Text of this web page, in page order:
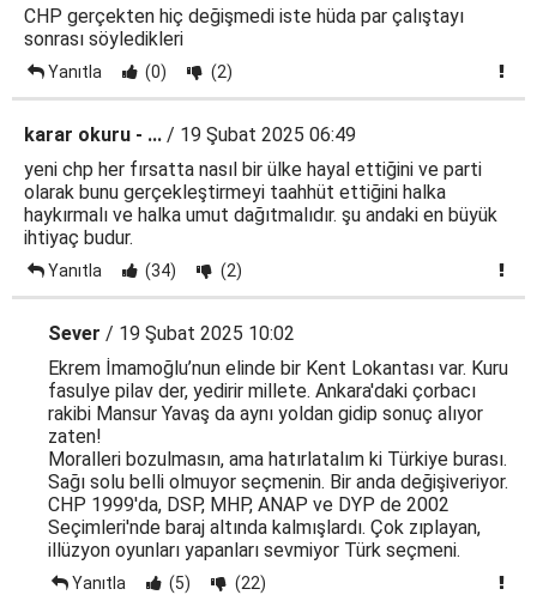
CHP gerçekten hiç değişmedi iste hüda par çalıştayı
sonrası söyledikleri
Yanıtla (0) (2)
karar okuru - ... / 19 Şubat 2025 06:49
yeni chp her fırsatta nasıl bir ülke hayal ettiğini ve parti
olarak bunu gerçekleştirmeyi taahhüt ettiğini halka
haykırmalı ve halka umut dağıtmalıdır. şu andaki en büyük
ihtiyaç budur.
Yanıtla (34) (2)
Sever / 19 Şubat 2025 10:02
Ekrem İmamoğlu’nun elinde bir Kent Lokantası var. Kuru
fasulye pilav der, yedirir millete. Ankara'daki çorbacı
rakibi Mansur Yavaş da aynı yoldan gidip sonuç alıyor
zaten!
Moralleri bozulmasın, ama hatırlatalım ki Türkiye burası.
Sağı solu belli olmuyor seçmenin. Bir anda değişiveriyor.
CHP 1999'da, DSP, MHP, ANAP ve DYP de 2002
Seçimleri'nde baraj altında kalmışlardı. Çok zıplayan,
illüzyon oyunları yapanları sevmiyor Türk seçmeni.
Yanıtla (5) (22)